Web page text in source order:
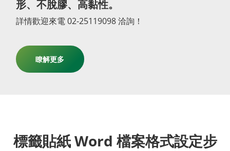
形、不脫膠、高黏性。
詳情歡迎來電 02-25119098 洽詢！
瞭解更多
標籤貼紙 Word 檔案格式設定步